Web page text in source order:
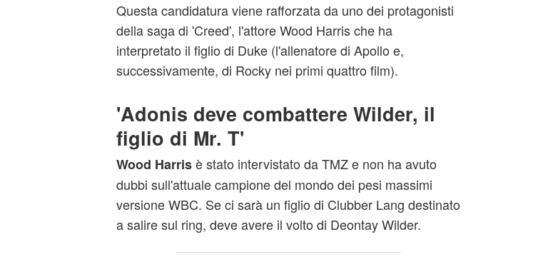
Questa candidatura viene rafforzata da uno dei protagonisti
della saga di 'Creed', l'attore Wood Harris che ha
interpretato il figlio di Duke (l'allenatore di Apollo e,
successivamente, di Rocky nei primi quattro film).
'Adonis deve combattere Wilder, il
figlio di Mr. T'
Wood Harrisè stato intervistato da TMZ e non ha avuto
dubbi sull'attuale campione del mondo dei pesi massimi
versione WBC. Se ci sarà un figlio di Clubber Lang destinato
a salire sul ring, deve avere il volto di Deontay Wilder.